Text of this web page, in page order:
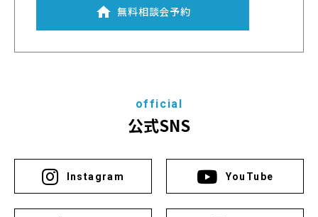
無料相談会予約
official
公式SNS
Instagram YouTube